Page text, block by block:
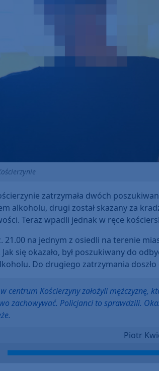
zatrzymała dwóch
alkoholu, drugi został skazany za
Teraz wpadli jednak w ręce
21.00 na jednym z osiedli na terenie
Jak się okazało, był poszukiwany do
Do drugiego zatrzymania doszło
centrum Kościerzyny założyli mężczyznę,
zachowywać. Policjanci to sprawdzili.
Piotr